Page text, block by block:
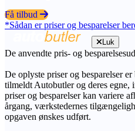
Få tilbud
*Sådan er priser og besparelser
Luk
De anvendte pris- og
De oplyste priser og besparelser
tilmeldt Autobutler og deres
priser og besparelser kan variere
årgang, værkstedernes
opgaven ønskes udført.